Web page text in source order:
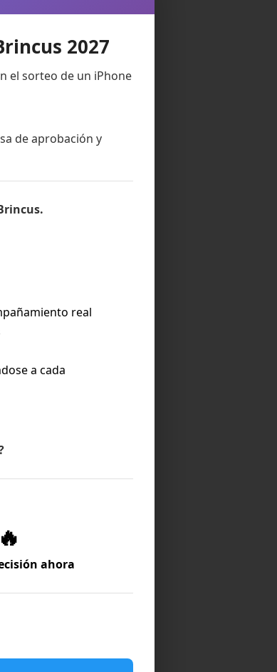
una buena decisión.
2027
el sorteo de un iPhone
de aprobación y
real
a cada
🔥
ahora